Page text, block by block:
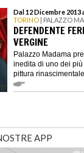
Dal 12 Dicembre 2013
TORINO | PALAZZO
DEFENDENTE
VERGINE
Palazzo Madama
inedita di uno dei
pittura rinascimentale
APP